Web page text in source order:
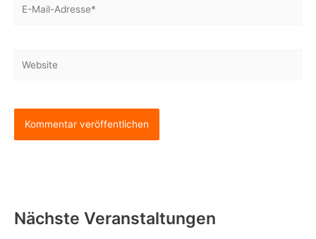
Mail-
Nächste Veranstaltungen